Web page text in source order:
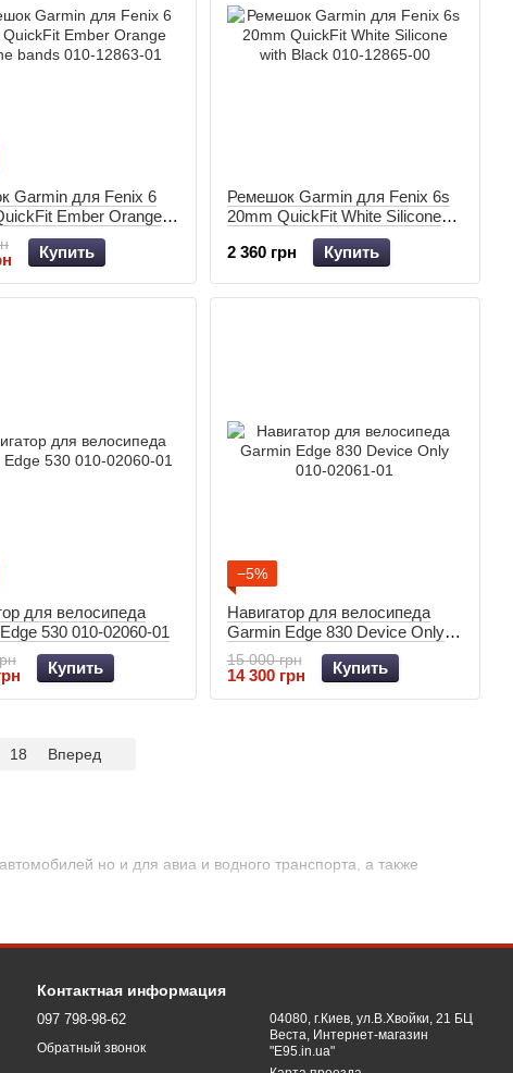
но и для авиа и водного транспорта, а также
Garmin для Fenix 6
Ember Orange
010-12863-01
Купить
Ремешок Garmin для Fenix 6s
20mm QuickFit White Silicone
with Black 010-12865-00
2 360 грн
Купить
для велосипеда
530 010-02060-01
Купить
−5%
Навигатор для велосипеда
Garmin Edge 830 Device Only
010-02061-01
15 000 грн
14 300 грн Купить
18 Вперед
Контактная информация
097 798-98-62
Обратный звонок
04080, г.Киев, ул.В.Хвойки, 21 БЦ
Веста, Интернет-магазин
"E95.in.ua"